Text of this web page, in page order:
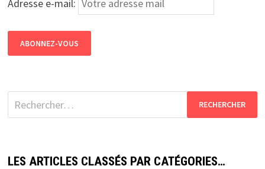
Adresse e-mail:
Rechercher :
LES ARTICLES CLASSÉS PAR CATÉGORIES…